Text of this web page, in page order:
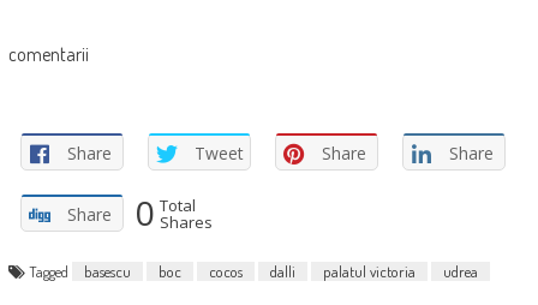
comentarii
Share Tweet Share Share
Share 0 Total
Shares
Tagged basescu boc cocos dalli palatul victoria udrea